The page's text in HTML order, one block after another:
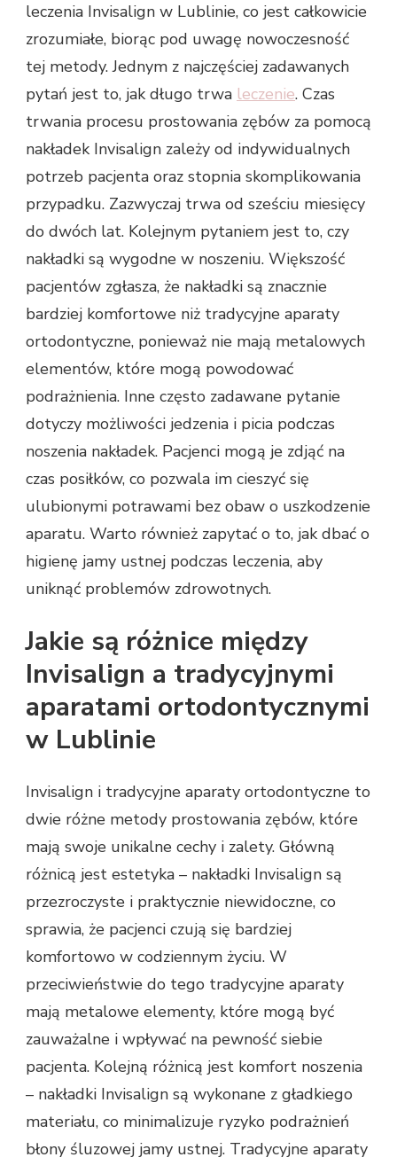
leczenia Invisalign w Lublinie, co jest całkowicie
zrozumiałe, biorąc pod uwagę nowoczesność
tej metody. Jednym z najczęściej zadawanych
pytań jest to, jak długo trwa leczenie. Czas
trwania procesu prostowania zębów za pomocą
nakładek Invisalign zależy od indywidualnych
potrzeb pacjenta oraz stopnia skomplikowania
przypadku. Zazwyczaj trwa od sześciu miesięcy
do dwóch lat. Kolejnym pytaniem jest to, czy
nakładki są wygodne w noszeniu. Większość
pacjentów zgłasza, że nakładki są znacznie
bardziej komfortowe niż tradycyjne aparaty
ortodontyczne, ponieważ nie mają metalowych
elementów, które mogą powodować
podrażnienia. Inne często zadawane pytanie
dotyczy możliwości jedzenia i picia podczas
noszenia nakładek. Pacjenci mogą je zdjąć na
czas posiłków, co pozwala im cieszyć się
ulubionymi potrawami bez obaw o uszkodzenie
aparatu. Warto również zapytać o to, jak dbać o
higienę jamy ustnej podczas leczenia, aby
uniknąć problemów zdrowotnych.
Jakie są różnice między
Invisalign a tradycyjnymi
aparatami ortodontycznymi
w Lublinie
Invisalign i tradycyjne aparaty ortodontyczne to
dwie różne metody prostowania zębów, które
mają swoje unikalne cechy i zalety. Główną
różnicą jest estetyka – nakładki Invisalign są
przezroczyste i praktycznie niewidoczne, co
sprawia, że pacjenci czują się bardziej
komfortowo w codziennym życiu. W
przeciwieństwie do tego tradycyjne aparaty
mają metalowe elementy, które mogą być
zauważalne i wpływać na pewność siebie
pacjenta. Kolejną różnicą jest komfort noszenia
– nakładki Invisalign są wykonane z gładkiego
materiału, co minimalizuje ryzyko podrażnień
błony śluzowej jamy ustnej. Tradycyjne aparaty